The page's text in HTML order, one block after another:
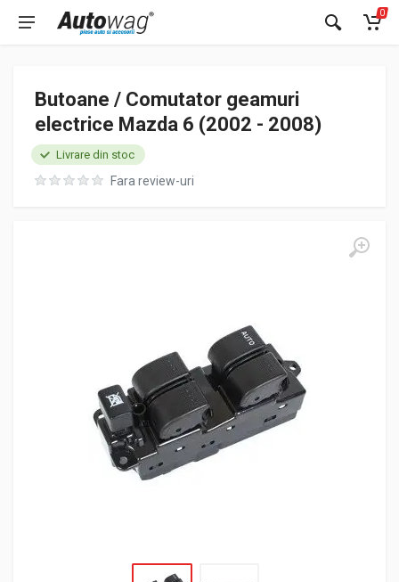
0
Butoane / Comutator geamuri
electrice Mazda 6 (2002 - 2008)
Fara review-uri
Livrare din stoc